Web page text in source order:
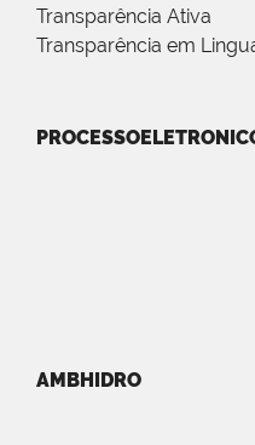
Transparência Ativa
Transparência em
AMBHIDRO